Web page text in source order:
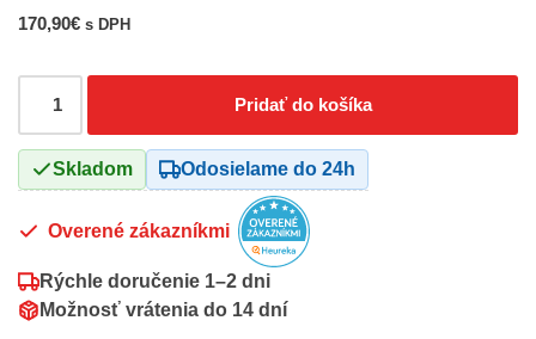
170,90€ s DPH
Pridať do košíka
Skladom Odosielame do 24h
Overené zákazníkmi
Rýchle doručenie 1–2 dni
Možnosť vrátenia do 14 dní